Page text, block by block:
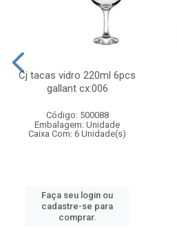
Cj tacas vidro 220ml 6pcs
gallant cx:006
Código: 500088
Embalagem: Unidade
Caixa Com: 6 Unidade(s)
Faça seu login ou
cadastre-se para
comprar.